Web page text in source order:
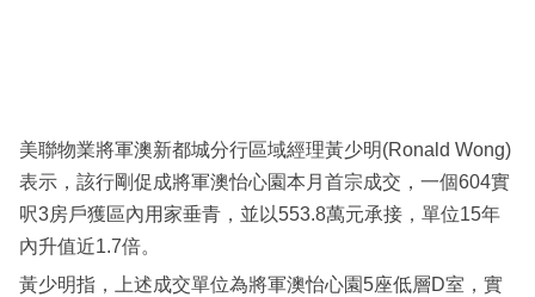
美聯物業將軍澳新都城分行區域經理黃少明(Ronald Wong)
表示，該行剛促成將軍澳怡心園本月首宗成交，一個604實
呎3房戶獲區內用家垂青，並以553.8萬元承接，單位15年
內升值近1.7倍。
黃少明指，上述成交單位為將軍澳怡心園5座低層D室，實